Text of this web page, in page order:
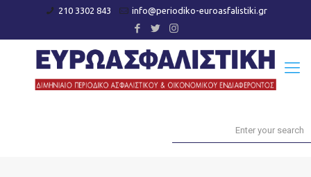
210 3302 843 info@periodiko-euroasfalistiki.gr